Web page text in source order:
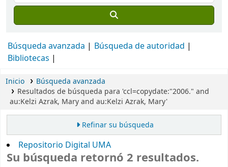
Búsqueda avanzada
Búsqueda de autoridad
Bibliotecas
Inicio
Búsqueda avanzada
Resultados de búsqueda para 'ccl=copydate:"2006." and
au:Kelzi Azrak, Mary and au:Kelzi Azrak, Mary'
Refinar su búsqueda
Repositorio Digital UMA
Su búsqueda retornó 2 resultados.